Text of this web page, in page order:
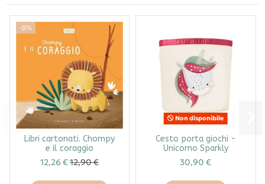
-5%
Libri cartonati. Chompy
e il coraggio
12,26 €12,90 €
Non disponibile
Cesto porta giochi -
Unicorno Sparkly
30,90 €